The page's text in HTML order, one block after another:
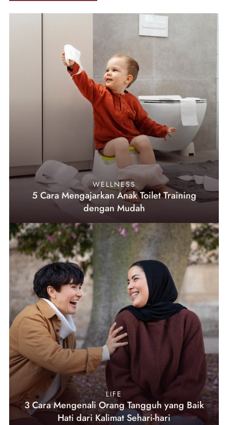
WELLNESS
5 Cara Mengajarkan Anak Toilet Training
dengan Mudah
LIFE
3 Cara Mengenali Orang Tangguh yang Baik
Hati dari Kalimat Sehari-hari